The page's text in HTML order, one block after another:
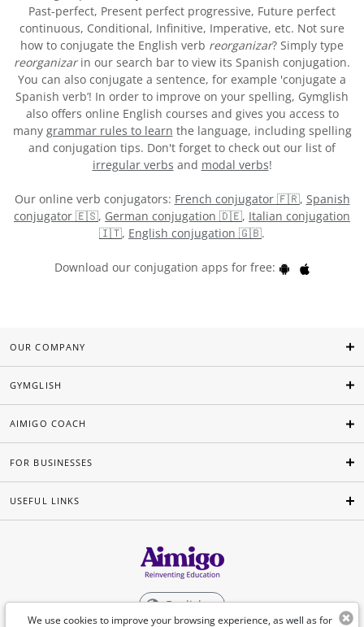
Past-perfect, Present perfect progressive, Future perfect
continuous, Conditional, Infinitive, Imperative, etc. Not sure
how to conjugate the English verb reorganizar? Simply type
reorganizarin our search bar to view its Spanish conjugation.
You can also conjugate a sentence, for example 'conjugate a
Spanish verb’! In order to improve on your spelling, Gymglish
also offers online English courses and gives you access to
many grammar rules to learn the language, including spelling
and conjugation tips. Don't forget to check out our list of
irregular verbs and modal verbs!
Our online verb conjugators: French conjugator 🇫🇷, Spanish
conjugator 🇪🇸, German conjugation 🇩🇪, Italian conjugation
🇮🇹, English conjugation 🇬🇧.
Download our conjugation apps for free:
We use cookies to improve your browsing experience, as well as for
OUR COMPANY
GYMGLISH
AIMIGO COACH
FOR BUSINESSES
USEFUL LINKS
English